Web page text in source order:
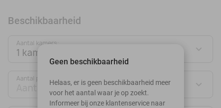
Beschikbaarheid
Aantal kamers:
1 kamer
Aantal personen:
Aantal personen
Geen beschikbaarheid
Helaas, er is geen beschikbaarheid meer
voor het aantal waar je op zoekt.
Informeer bij onze klantenservice naar